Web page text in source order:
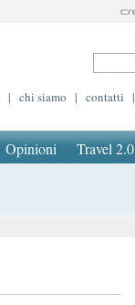
| chi siamo | contatti |
Opinioni Travel 2.0